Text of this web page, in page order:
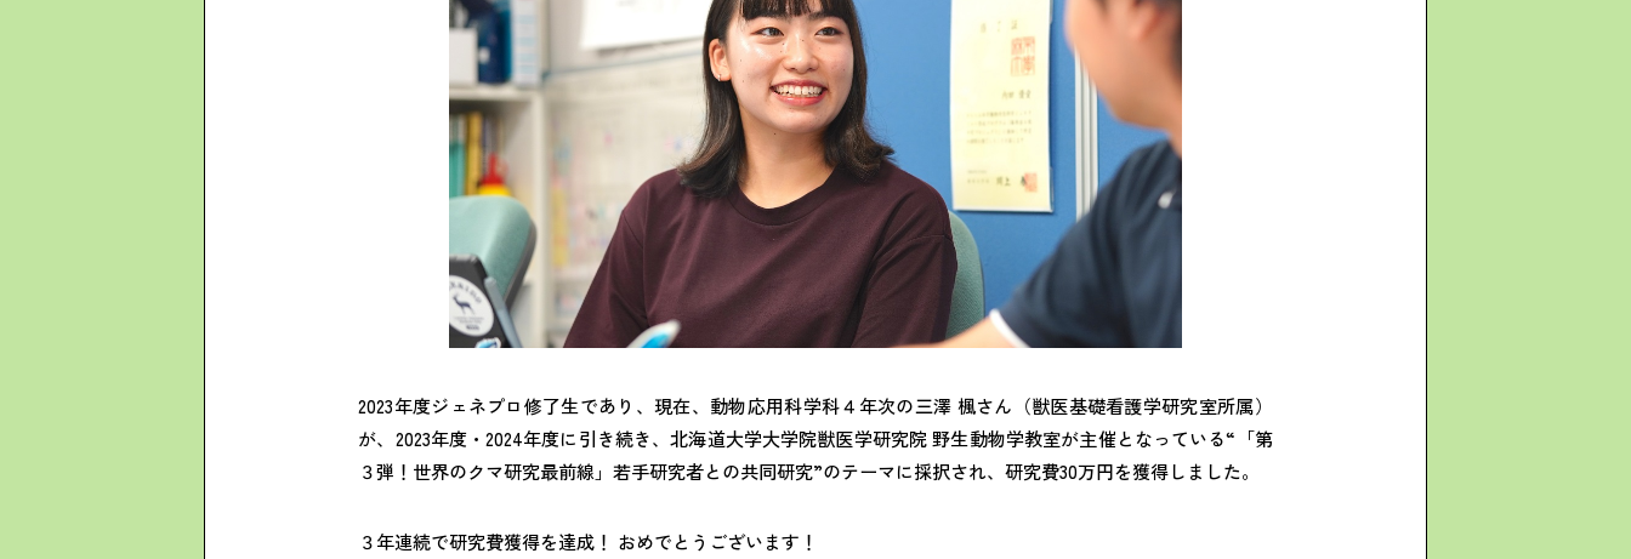
2023年度ジェネプロ修了生であり、現在、動物応用科学科４年次の三澤 楓さん（獣医基礎看護学研究室所属）
が、2023年度・2024年度に引き続き、北海道大学大学院獣医学研究院 野生動物学教室が主催となっている“「第
３弾！世界のクマ研究最前線」若手研究者との共同研究”のテーマに採択され、研究費30万円を獲得しました。
３年連続で研究費獲得を達成！ おめでとうございます！